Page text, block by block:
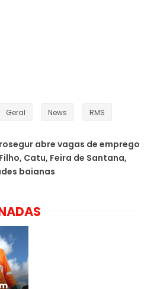
Geral News RMS
abre vagas de emprego
Catu, Feira de Santana,
baianas